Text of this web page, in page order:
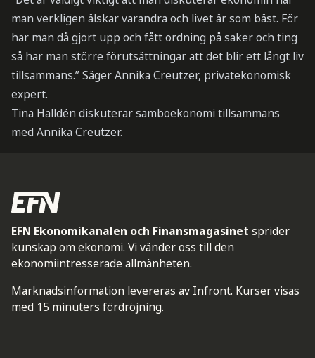
man verkligen älskar varandra och livet är som bäst. För
har man då gjort upp och fått ordning på saker och ting
så har man större förutsättningar att det blir ett långt liv
tillsammans.” Säger Annika Creutzer, privatekonomisk
expert.
Tina Halldén diskuterar samboekonomi tillsammans
med Annika Creutzer.
EFN Ekonomikanalen och Finansmagasinet sprider
kunskap om ekonomi. Vi vänder oss till den
ekonomiintresserade allmänheten.
Marknadsinformation levereras av Infront. Kurser visas
med 15 minuters fördröjning.